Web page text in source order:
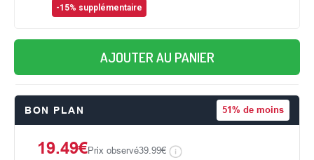
-15% supplémentaire
AJOUTER AU PANIER
BON PLAN 51% de moins
19.49€Prix observé39.99€